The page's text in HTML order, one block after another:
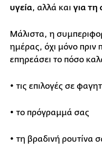
υγεία, αλλά και για τη
Μάλιστα, η
ημέρας, όχι μόνο πριν
επηρεάσει το πόσο
• τις επιλογές σε
• το πρόγραμμά σας
• τη βραδινή ρουτίνα